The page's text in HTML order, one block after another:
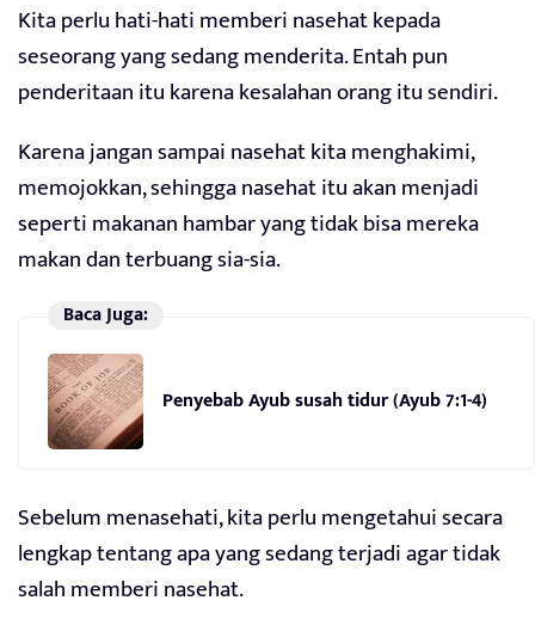
Kita perlu hati-hati memberi nasehat kepada
seseorang yang sedang menderita. Entah pun
penderitaan itu karena kesalahan orang itu sendiri.
Karena jangan sampai nasehat kita menghakimi,
memojokkan, sehingga nasehat itu akan menjadi
seperti makanan hambar yang tidak bisa mereka
makan dan terbuang sia-sia.
Baca Juga:
Penyebab Ayub susah tidur (Ayub 7:1-4)
Sebelum menasehati, kita perlu mengetahui secara
lengkap tentang apa yang sedang terjadi agar tidak
salah memberi nasehat.